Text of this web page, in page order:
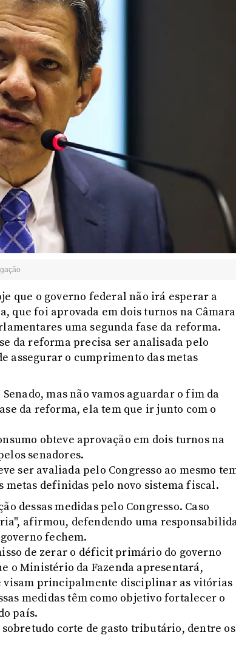
que o governo federal não irá esperar a
que foi aprovada em dois turnos na Câmara
uma segunda fase da reforma.
da reforma precisa ser analisada pelo
assegurar o cumprimento das metas
mas não vamos aguardar o fim da
da reforma, ela tem que ir junto com o
obteve aprovação em dois turnos na
senadores.
ser avaliada pelo Congresso ao mesmo
definidas pelo novo sistema fiscal.
dessas medidas pelo Congresso. Caso
afirmou, defendendo uma
fechem.
de zerar o déficit primário do governo
o Ministério da Fazenda apresentará,
visam principalmente disciplinar as vitórias
medidas têm como objetivo fortalecer o
país.
corte de gasto tributário, dentre os